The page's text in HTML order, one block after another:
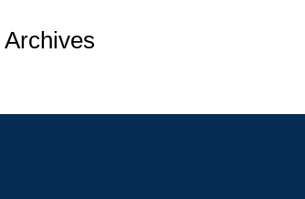
Archives